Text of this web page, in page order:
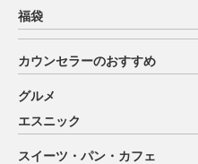
福袋
カウンセラーのおすすめ
グルメ
エスニック
スイーツ・パン・カフェ